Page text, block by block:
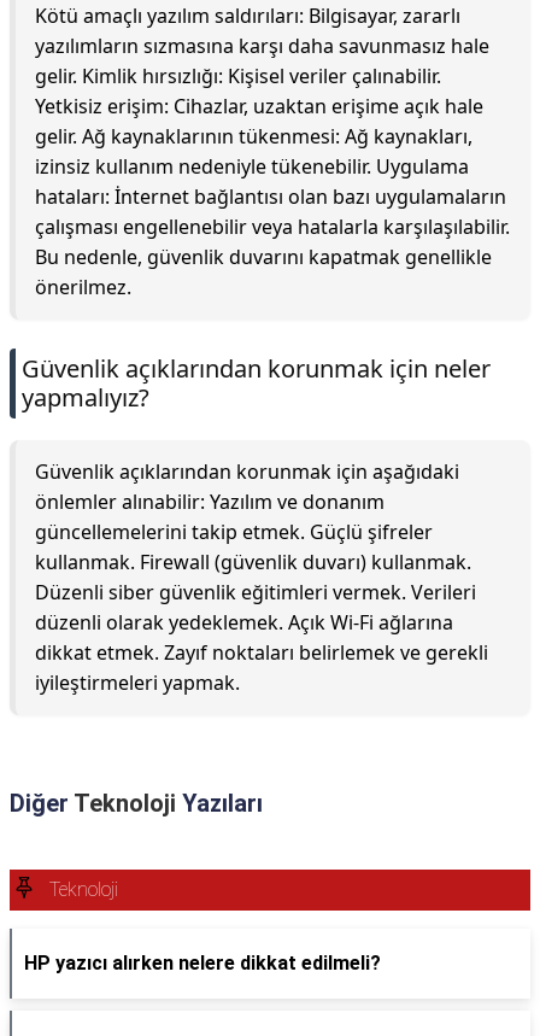
Kötü amaçlı yazılım saldırıları: Bilgisayar, zararlı
yazılımların sızmasına karşı daha savunmasız hale
gelir. Kimlik hırsızlığı: Kişisel veriler çalınabilir.
Yetkisiz erişim: Cihazlar, uzaktan erişime açık hale
gelir. Ağ kaynaklarının tükenmesi: Ağ kaynakları,
izinsiz kullanım nedeniyle tükenebilir. Uygulama
hataları: İnternet bağlantısı olan bazı uygulamaların
çalışması engellenebilir veya hatalarla karşılaşılabilir.
Bu nedenle, güvenlik duvarını kapatmak genellikle
önerilmez.
Güvenlik açıklarından korunmak için neler
yapmalıyız?
Güvenlik açıklarından korunmak için aşağıdaki
önlemler alınabilir: Yazılım ve donanım
güncellemelerini takip etmek. Güçlü şifreler
kullanmak. Firewall (güvenlik duvarı) kullanmak.
Düzenli siber güvenlik eğitimleri vermek. Verileri
düzenli olarak yedeklemek. Açık Wi-Fi ağlarına
dikkat etmek. Zayıf noktaları belirlemek ve gerekli
iyileştirmeleri yapmak.
Diğer Teknoloji Yazıları
Teknoloji
HP yazıcı alırken nelere dikkat edilmeli?